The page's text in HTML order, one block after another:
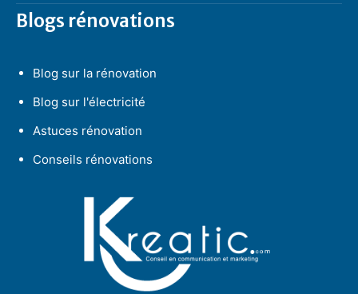
Blogs rénovations
Blog sur la rénovation
Blog sur l'électricité
Astuces rénovation
Conseils rénovations